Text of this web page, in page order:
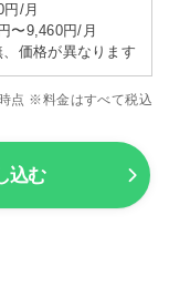
円/月
〜9,460円/月
価格が異なります
点 ※料金はすべて税込
込む